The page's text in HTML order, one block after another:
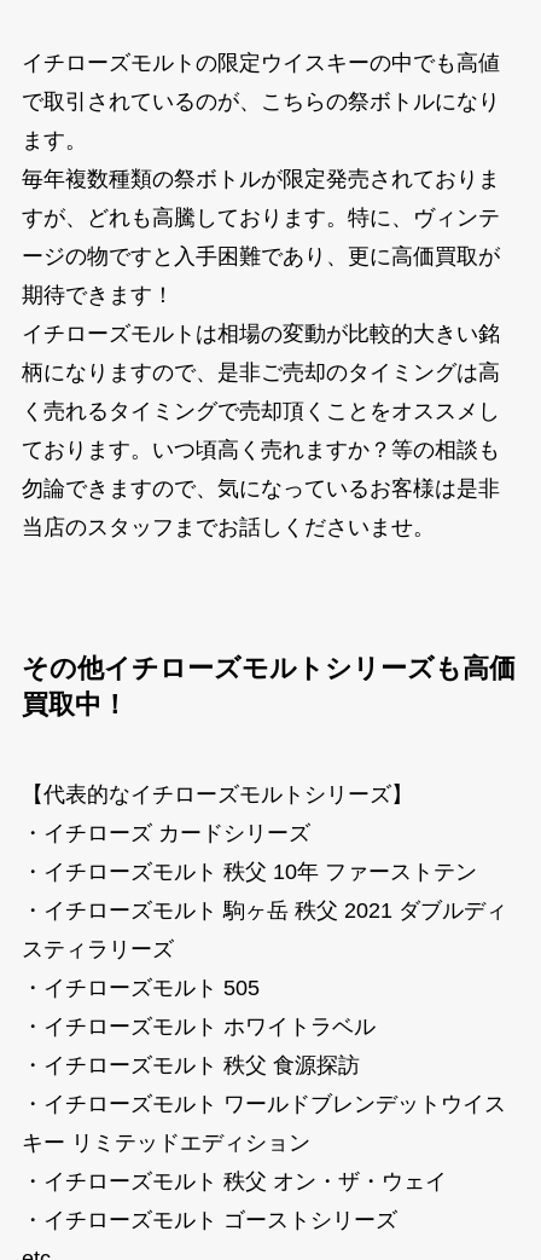
イチローズモルトの限定ウイスキーの中でも高値
で取引されているのが、こちらの祭ボトルになり
ます。
毎年複数種類の祭ボトルが限定発売されておりま
すが、どれも高騰しております。特に、ヴィンテ
ージの物ですと入手困難であり、更に高価買取が
期待できます！
イチローズモルトは相場の変動が比較的大きい銘
柄になりますので、是非ご売却のタイミングは高
く売れるタイミングで売却頂くことをオススメし
ております。いつ頃高く売れますか？等の相談も
勿論できますので、気になっているお客様は是非
当店のスタッフまでお話しくださいませ。
その他イチローズモルトシリーズも高価
買取中！
【代表的なイチローズモルトシリーズ】
・イチローズ カードシリーズ
・イチローズモルト 秩父 10年 ファーストテン
・イチローズモルト 駒ヶ岳 秩父 2021 ダブルディ
スティラリーズ
・イチローズモルト 505
・イチローズモルト ホワイトラベル
・イチローズモルト 秩父 食源探訪
・イチローズモルト ワールドブレンデットウイス
キー リミテッドエディション
・イチローズモルト 秩父 オン・ザ・ウェイ
・イチローズモルト ゴーストシリーズ